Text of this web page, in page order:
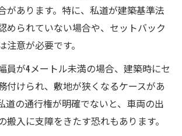
があります。特に、私道が建築基準法
められていない場合や、セットバック
意が必要です。
員が4メートル未満の場合、建築時にセ
付けられ、敷地が狭くなるケースがあ
道の通行権が明確でないと、車両の出
搬入に支障をきたす恐れもあります。